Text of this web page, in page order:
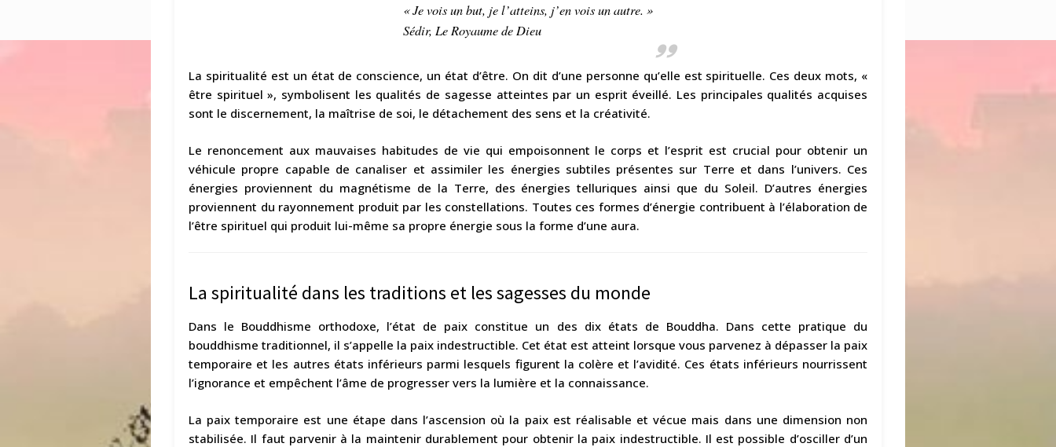
« Je vois un but, je l’atteins, j’en vois un autre. »
Sédir, Le Royaume de Dieu
La spiritualité est un état de conscience, un état d’être. On dit d’une personne qu’elle est spirituelle. Ces deux mots, «
être spirituel », symbolisent les qualités de sagesse atteintes par un esprit éveillé. Les principales qualités acquises
sont le discernement, la maîtrise de soi, le détachement des sens et la créativité.
Le renoncement aux mauvaises habitudes de vie qui empoisonnent le corps et l’esprit est crucial pour obtenir un
véhicule propre capable de canaliser et assimiler les énergies subtiles présentes sur Terre et dans l’univers. Ces
énergies proviennent du magnétisme de la Terre, des énergies telluriques ainsi que du Soleil. D’autres énergies
proviennent du rayonnement produit par les constellations. Toutes ces formes d’énergie contribuent à l’élaboration de
l’être spirituel qui produit lui-même sa propre énergie sous la forme d’une aura.
La spiritualité dans les traditions et les sagesses du monde
Dans le Bouddhisme orthodoxe, l’état de paix constitue un des dix états de Bouddha. Dans cette pratique du
bouddhisme traditionnel, il s’appelle la paix indestructible. Cet état est atteint lorsque vous parvenez à dépasser la paix
temporaire et les autres états inférieurs parmi lesquels figurent la colère et l’avidité. Ces états inférieurs nourrissent
l’ignorance et empêchent l’âme de progresser vers la lumière et la connaissance.
La paix temporaire est une étape dans l’ascension où la paix est réalisable et vécue mais dans une dimension non
stabilisée. Il faut parvenir à la maintenir durablement pour obtenir la paix indestructible. Il est possible d’osciller d’un